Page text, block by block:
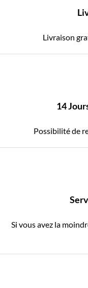
Livraison
14
Possibilité de
Si vous avez la